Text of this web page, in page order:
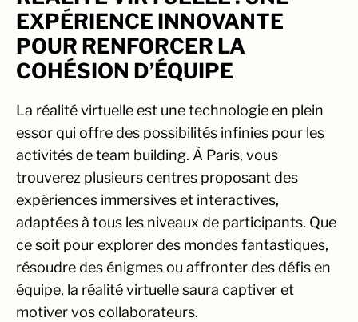
EXPÉRIENCE INNOVANTE
POUR RENFORCER LA
COHÉSION D’ÉQUIPE
La réalité virtuelle est une technologie en plein
essor qui offre des possibilités infinies pour les
activités de team building. À Paris, vous
trouverez plusieurs centres proposant des
expériences immersives et interactives,
adaptées à tous les niveaux de participants. Que
ce soit pour explorer des mondes fantastiques,
résoudre des énigmes ou affronter des défis en
équipe, la réalité virtuelle saura captiver et
motiver vos collaborateurs.